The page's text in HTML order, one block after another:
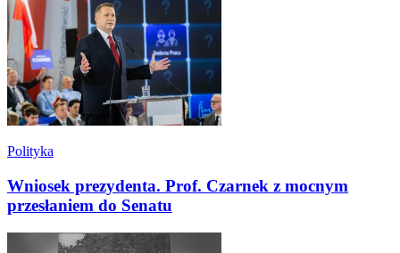
Polityka
Wniosek prezydenta. Prof. Czarnek z mocnym
przesłaniem do Senatu